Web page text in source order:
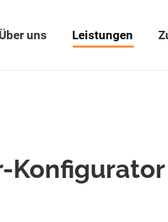
Über uns Leistungen
Konfigurator